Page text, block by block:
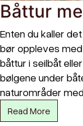
Båttur
Enten du kaller
bør oppleves med
båttur i seilbåt
bølgene under
naturområder
Read More